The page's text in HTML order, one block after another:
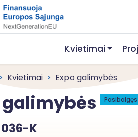
Kvietimai
Kvietimai Expo galimybės
galimybės Pasibaigęs
K